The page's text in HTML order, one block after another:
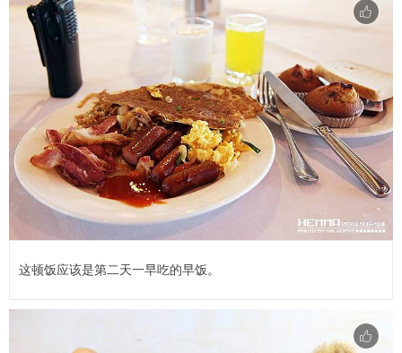
这顿饭应该是第二天一早吃的早饭。